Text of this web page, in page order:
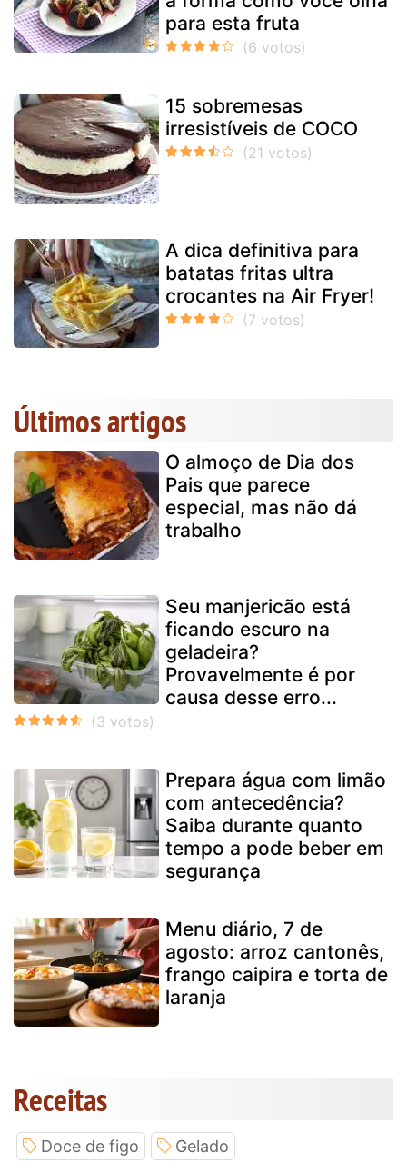
para esta fruta
15 sobremesas
irresistíveis de COCO
A dica definitiva para
batatas fritas ultra
crocantes na Air Fryer!
Últimos artigos
O almoço de Dia dos
Pais que parece
especial, mas não dá
trabalho
Seu manjericão está
ficando escuro na
geladeira?
Provavelmente é por
causa desse erro...
Prepara água com limão
com antecedência?
Saiba durante quanto
tempo a pode beber em
segurança
Menu diário, 7 de
agosto: arroz cantonês,
frango caipira e torta de
laranja
Receitas
Doce de figo
Gelado